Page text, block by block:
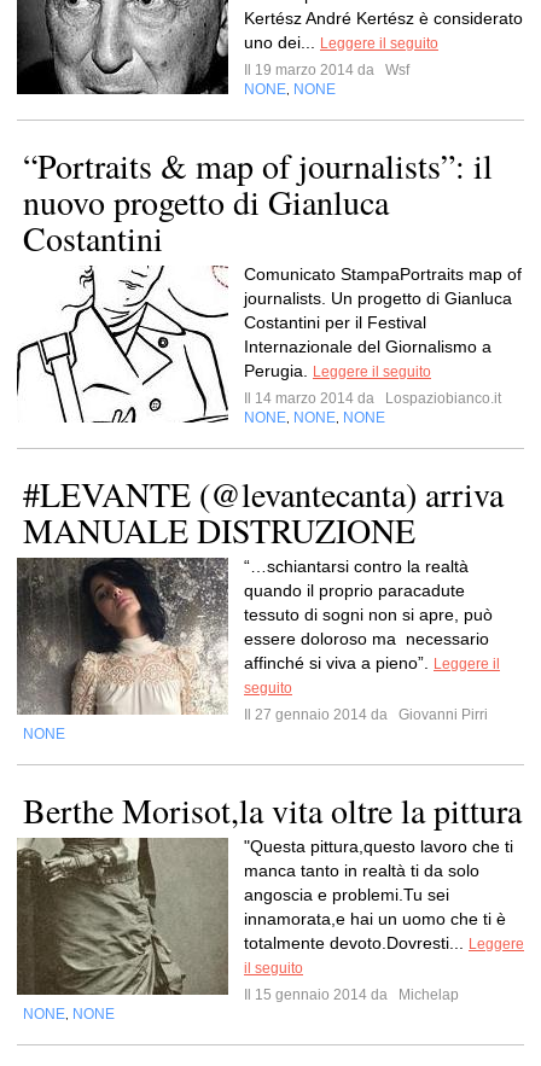
Kertész André Kertész è considerato
uno dei...
Leggere il seguito
Il 19 marzo 2014 da
Wsf
NONE NONE
“Portraits & map of journalists”: il
nuovo progetto di Gianluca
Costantini
Comunicato StampaPortraits map of
journalists. Un progetto di Gianluca
Costantini per il Festival
Internazionale del Giornalismo a
Perugia.
Leggere il seguito
Il 14 marzo 2014 da
Lospaziobianco.it
NONE NONE NONE
#LEVANTE (@levantecanta) arriva
MANUALE DISTRUZIONE
“…schiantarsi contro la realtà
quando il proprio paracadute
tessuto di sogni non si apre, può
essere doloroso ma necessario
affinché si viva a pieno”.
Leggere il
seguito
Il 27 gennaio 2014 da
Giovanni Pirri
NONE
Berthe Morisot,la vita oltre la pittura
"Questa pittura,questo lavoro che ti
manca tanto in realtà ti da solo
angoscia e problemi.Tu sei
innamorata,e hai un uomo che ti è
totalmente devoto.Dovresti...
Leggere
il seguito
Il 15 gennaio 2014 da
Michelap
NONE NONE